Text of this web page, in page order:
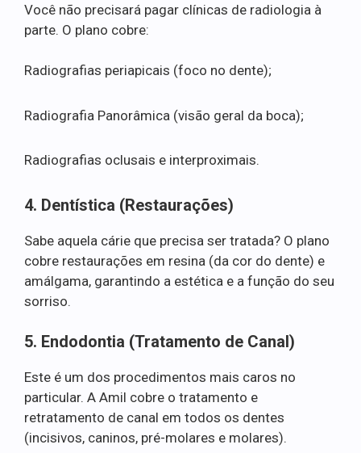
Você não precisará pagar clínicas de radiologia à
parte. O plano cobre:
Radiografias periapicais (foco no dente);
Radiografia Panorâmica (visão geral da boca);
Radiografias oclusais e interproximais.
4. Dentística (Restaurações)
Sabe aquela cárie que precisa ser tratada? O plano
cobre restaurações em resina (da cor do dente) e
amálgama, garantindo a estética e a função do seu
sorriso.
5. Endodontia (Tratamento de Canal)
Este é um dos procedimentos mais caros no
particular. A Amil cobre o tratamento e
retratamento de canal em todos os dentes
(incisivos, caninos, pré-molares e molares).